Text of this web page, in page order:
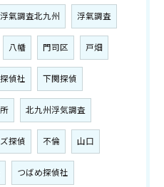
浮氣調査北九州 浮氣調査
八幡 門司区 戸畑
探偵社 下関探偵
北九州浮気調査
探偵 不倫 山口
つばめ探偵社